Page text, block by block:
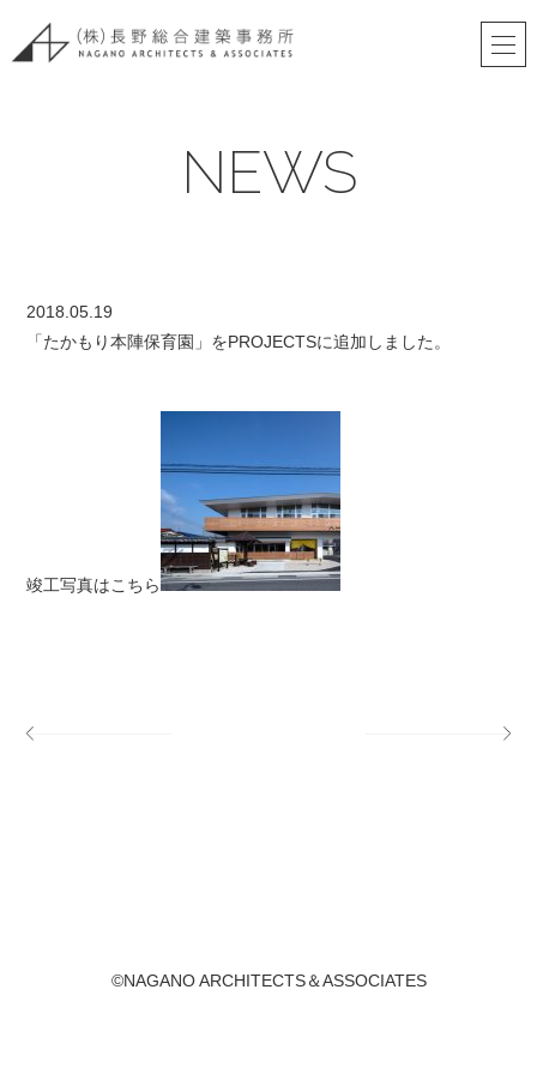
NEWS
2018.05.19
「たかもり本陣保育園」をPROJECTSに追加しました。
竣工写真はこちら
©NAGANO ARCHITECTS＆ASSOCIATES